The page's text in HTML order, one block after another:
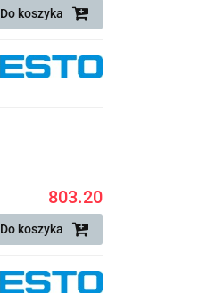
Do koszyka
803.20
Do koszyka